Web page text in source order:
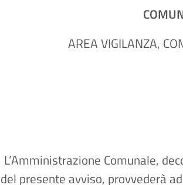
AREA VIGILANZA,
L’Amministrazione Comunale,
del presente avviso, provvederà ad